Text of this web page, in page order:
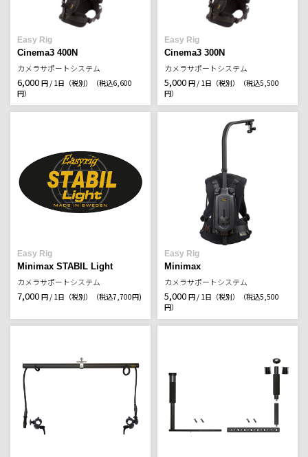
Easy Rig
Cinema3 400N
カメラサポートシステム
6,000 円 / 1日（税別）
（税込6,600
円）
Easy Rig
Cinema3 300N
カメラサポートシステム
5,000 円 / 1日（税別）
（税込5,500
円）
Easy Rig
Minimax STABIL Light
カメラサポートシステム
7,000 円 / 1日（税別） （税込7,700円)
Easy Rig
Minimax
カメラサポートシステム
5,000 円 / 1日（税別）
（税込5,500
円）